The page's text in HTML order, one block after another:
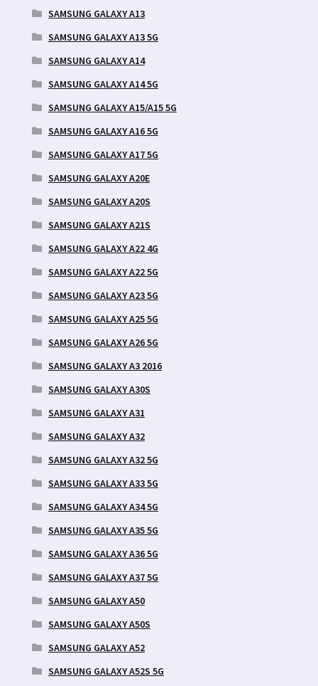
SAMSUNG GALAXY A13
SAMSUNG GALAXY A13 5G
SAMSUNG GALAXY A14
SAMSUNG GALAXY A14 5G
SAMSUNG GALAXY A15/A15 5G
SAMSUNG GALAXY A16 5G
SAMSUNG GALAXY A17 5G
SAMSUNG GALAXY A20E
SAMSUNG GALAXY A20S
SAMSUNG GALAXY A21S
SAMSUNG GALAXY A22 4G
SAMSUNG GALAXY A22 5G
SAMSUNG GALAXY A23 5G
SAMSUNG GALAXY A25 5G
SAMSUNG GALAXY A26 5G
SAMSUNG GALAXY A3 2016
SAMSUNG GALAXY A30S
SAMSUNG GALAXY A31
SAMSUNG GALAXY A32
SAMSUNG GALAXY A32 5G
SAMSUNG GALAXY A33 5G
SAMSUNG GALAXY A34 5G
SAMSUNG GALAXY A35 5G
SAMSUNG GALAXY A36 5G
SAMSUNG GALAXY A37 5G
SAMSUNG GALAXY A50
SAMSUNG GALAXY A50S
SAMSUNG GALAXY A52
SAMSUNG GALAXY A52S 5G